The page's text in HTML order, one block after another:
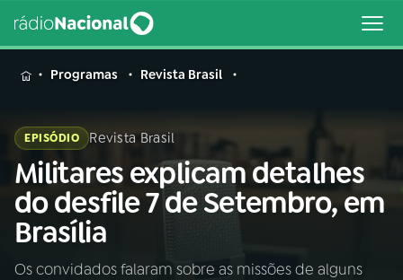
MENU
Buscar
na
Rádio
Nacional
Buscar
AO VIVO
Programas Revista Brasil
EPISÓDIO Revista Brasil
Militares explicam detalhes
do desfile 7 de Setembro, em
Brasília
Os convidados falaram sobre as missões de alguns